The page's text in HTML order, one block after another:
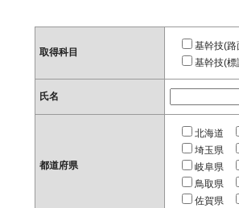
取得科目
基幹技(路
基幹技(標
氏名
都道府県
北海道
埼玉県
岐阜県
鳥取県
佐賀県